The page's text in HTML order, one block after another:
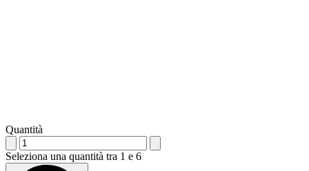
Quantità
Seleziona una quantità tra 1 e 6